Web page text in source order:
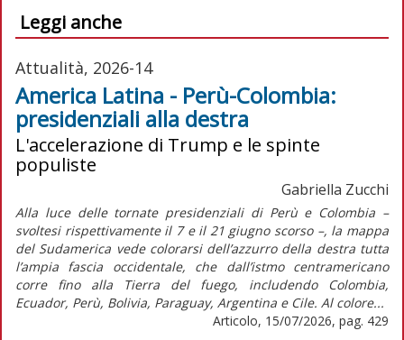
Leggi anche
Attualità, 2026-14
America Latina - Perù-Colombia:
presidenziali alla destra
L'accelerazione di Trump e le spinte
populiste
Gabriella Zucchi
Alla luce delle tornate presidenziali di Perù e Colombia –
svoltesi rispettivamente il 7 e il 21 giugno scorso –, la mappa
del Sudamerica vede colorarsi dell’azzurro della destra tutta
l’ampia fascia occidentale, che dall’istmo centramericano
corre fino alla Tierra del fuego, includendo Colombia,
Ecuador, Perù, Bolivia, Paraguay, Argentina e Cile. Al colore...
Articolo, 15/07/2026, pag. 429